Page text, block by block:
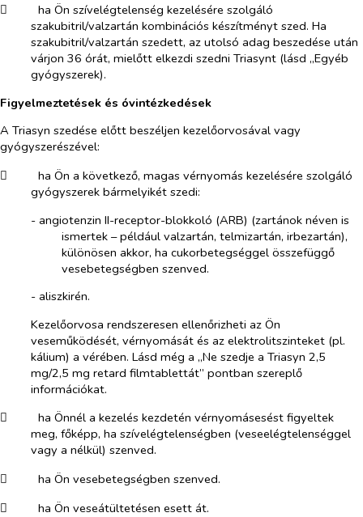
​
ha Ön szívelégtelenség kezelésére szolgáló
szakubitril/valzartán kombinációs készítményt szed. Ha
szakubitril/valzartán szedett, az utolsó adag beszedése után
várjon 36 órát, mielőtt elkezdi szedni Triasynt (lásd „Egyéb
gyógyszerek).
Figyelmeztetések és óvintézkedések
A Triasyn szedése előtt beszéljen kezelőorvosával vagy
gyógyszerészével:
​
ha Ön a következő, magas vérnyomás kezelésére szolgáló
gyógyszerek bármelyikét szedi:
- angiotenzin II-receptor-blokkoló (ARB) (zartánok néven is
ismertek – például valzartán, telmizartán, irbezartán),
különösen akkor, ha cukorbetegséggel összefüggő
vesebetegségben szenved.
- aliszkirén.
Kezelőorvosa rendszeresen ellenőrizheti az Ön
veseműködését, vérnyomását és az elektrolitszinteket (pl.
kálium) a vérében. Lásd még a „Ne szedje a Triasyn 2,5
mg/2,5 mg retard filmtablettát” pontban szereplő
információkat.
​
ha Önnél a kezelés kezdetén vérnyomásesést figyeltek
meg, főképp, ha szívelégtelenségben (veseelégtelenséggel
vagy a nélkül) szenved.
​
ha Ön vesebetegségben szenved.
​
ha Ön veseátültetésen esett át.